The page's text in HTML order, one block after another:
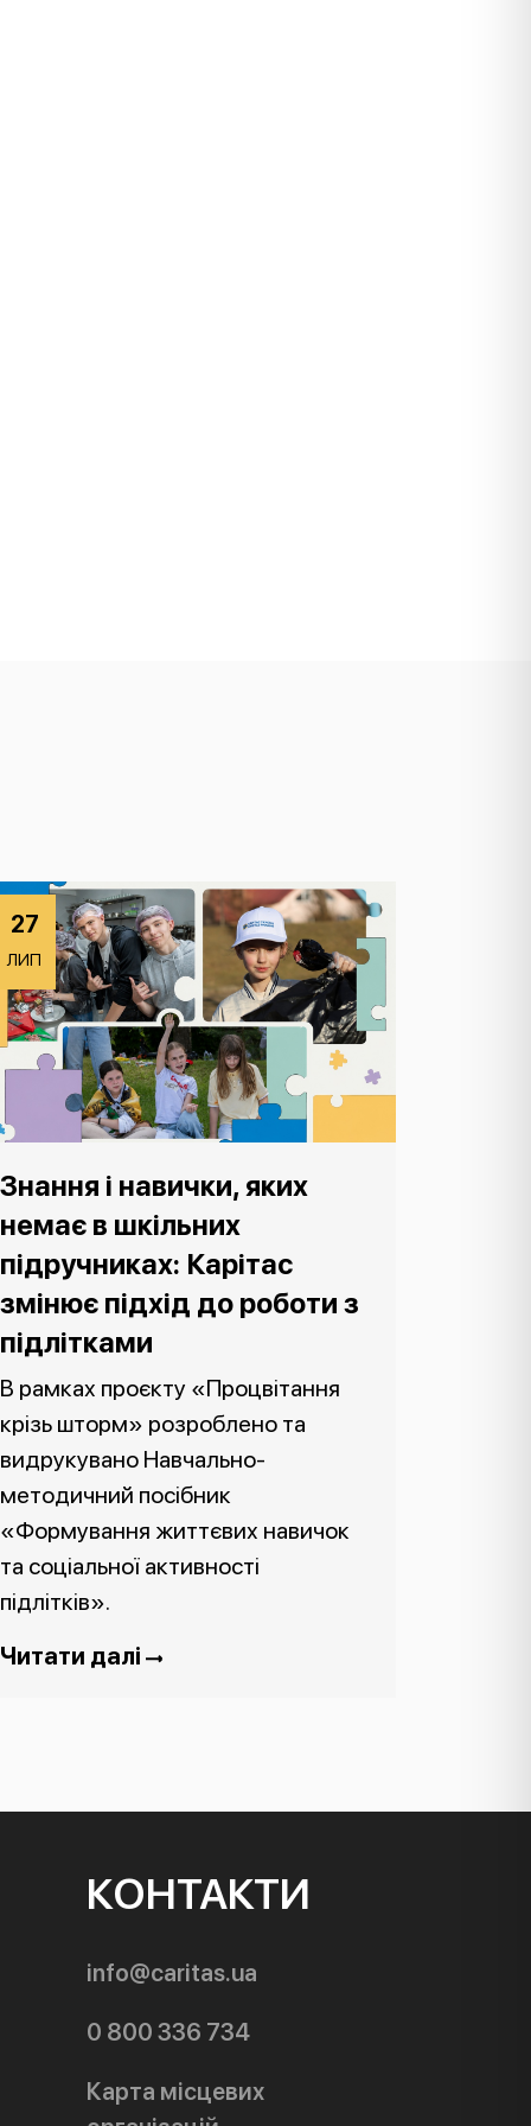
27
ЛИП
Знання і навички, яких
немає в шкільних
підручниках: Карітас
змінює підхід до роботи з
підлітками
В рамках проєкту «Процвітання
крізь шторм» розроблено та
видрукувано Навчально-
методичний посібник
«Формування життєвих навичок
та соціальної активності
підлітків».
Читати далі
КОНТАКТИ
info@caritas.ua
0 800 336 734
Карта місцевих